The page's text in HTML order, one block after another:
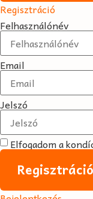
Regisztráció
Felhasználónév
Email
Jelszó
Elfogadom a
Regisztráció